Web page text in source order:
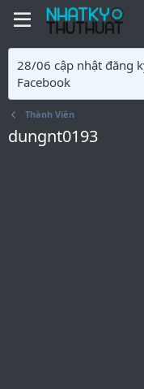
28/06 cập nhật đăng
Facebook
Thành Viên
dungnt0193